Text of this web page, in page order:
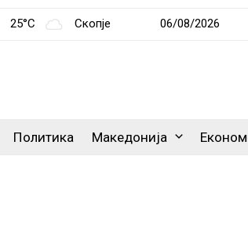
25°C Скопје 06/08/2026
Политика Македонија